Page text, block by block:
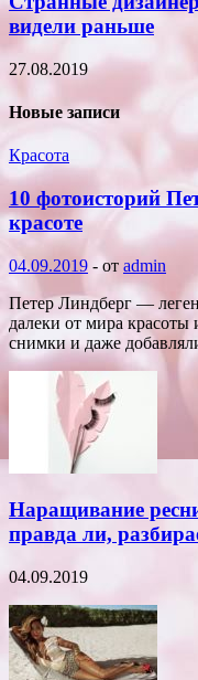
видели раньше
27.08.2019
Новые записи
Красота
10 фотоисторий
красоте
04.09.2019 - от admin
Петер Линдберг —
далеки от мира
снимки и даже
Наращивание
правда ли,
04.09.2019